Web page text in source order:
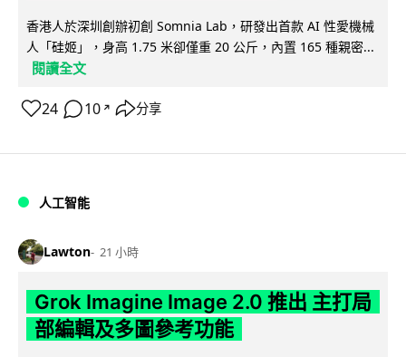
香港人於深圳創辦初創 Somnia Lab，研發出首款 AI 性愛機械
人「硅姬」，身高 1.75 米卻僅重 20 公斤，內置 165 種親密...
閱讀全文
24 10 ↗ 分享
人工智能
Lawton 21 小時
Grok Imagine Image 2.0 推出 主打局
部編輯及多圖參考功能